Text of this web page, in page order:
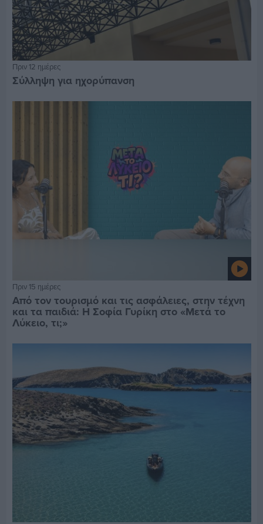
Πριν 12 ημέρες
Σύλληψη για ηχορύπανση
Πριν 15 ημέρες
Από τον τουρισμό και τις ασφάλειες, στην τέχνη
και τα παιδιά: Η Σοφία Γυρίκη στο «Μετά το
Λύκειο, τι;»